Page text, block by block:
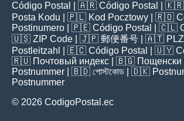
Código Postal
| 🇦🇷 Código Postal | 🇰🇷
Posta Kodu | 🇵🇱 Kod Pocztowy | 🇷🇴
Postinumero | 🇵🇪 Código Postal | 🇨🇱
🇺🇸 ZIP Code | 🇯🇵 郵便番号 | 🇦🇹 PLZ
Postleitzahl
| 🇪🇨 Código Postal | 🇺🇾
🇷🇺 Почтовый индекс | 🇧🇬 Пощенски
Postnummer | 🇧🇩 পোস্টকোড | 🇩🇰
Postnummer
© 2026 CodigoPostal.ec